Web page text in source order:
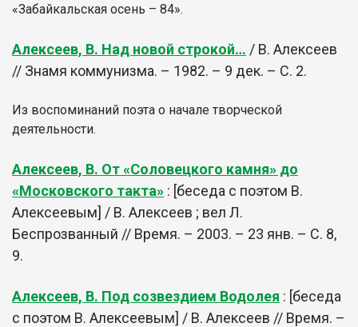
«Забайкальская осень – 84».
Алексеев, В. Над новой строкой… / В. Алексеев
// Знамя коммунизма. – 1982. – 9 дек. – С. 2.
Из воспоминаний поэта о начале творческой
деятельности.
Алексеев, В. От «Соловецкого камня» до
«Московского такта» : [беседа с поэтом В.
Алексеевым] / В. Алексеев ; вел Л.
Беспрозванный // Время. – 2003. – 23 янв. – С. 8,
9.
Алексеев, В. Под созвездием Водолея : [беседа
с поэтом В. Алексеевым] / В. Алексеев // Время. –